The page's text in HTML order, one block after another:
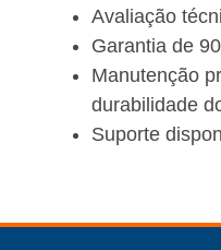
Avaliação
Garantia de
Manutenção
durabilidade
Suporte